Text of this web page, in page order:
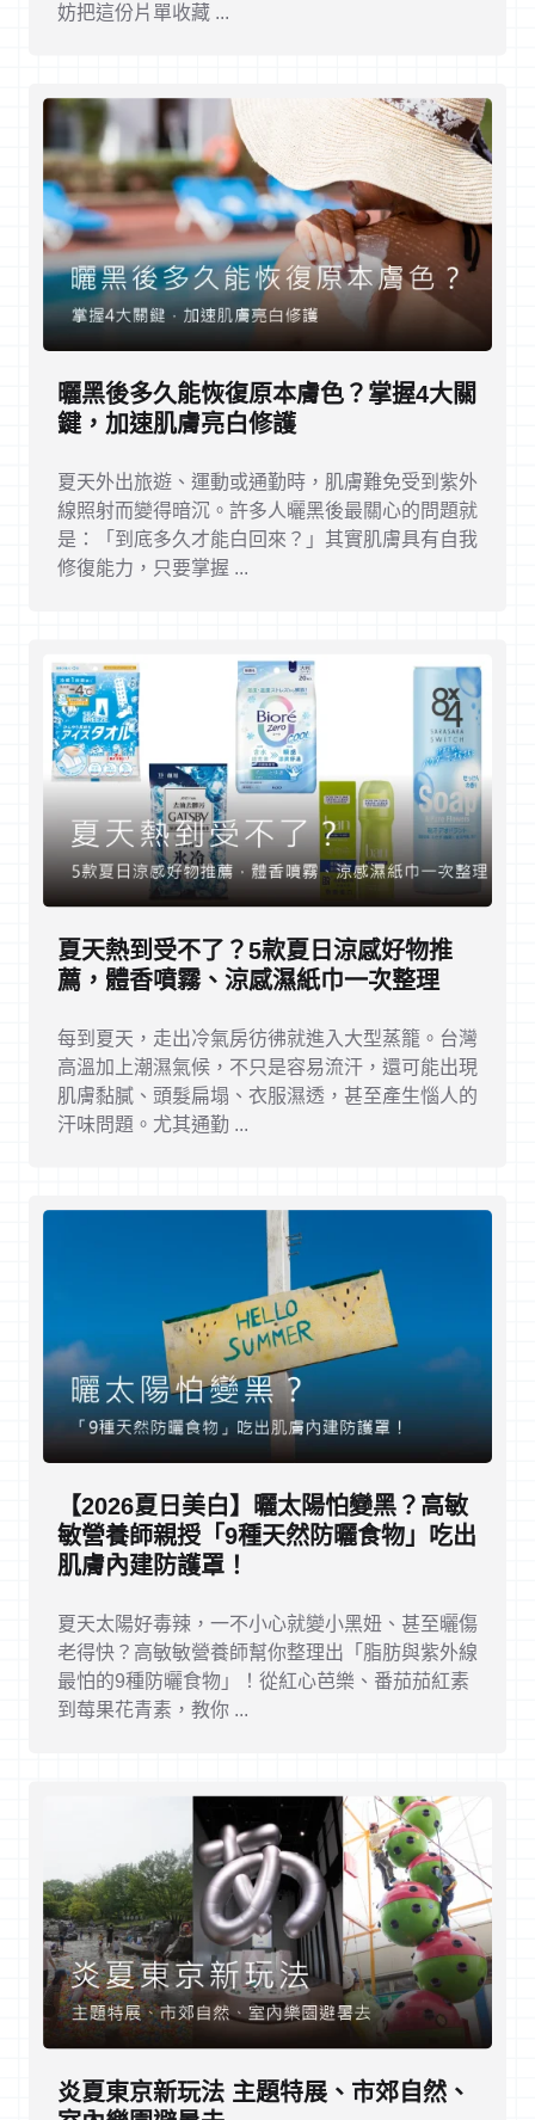
妨把這份片單收藏 ...
曬黑後多久能恢復原本膚色？掌握4大關
鍵，加速肌膚亮白修護
夏天外出旅遊、運動或通勤時，肌膚難免受到紫外
線照射而變得暗沉。許多人曬黑後最關心的問題就
是：「到底多久才能白回來？」其實肌膚具有自我
修復能力，只要掌握 ...
夏天熱到受不了？5款夏日涼感好物推
薦，體香噴霧、涼感濕紙巾一次整理
每到夏天，走出冷氣房彷彿就進入大型蒸籠。台灣
高溫加上潮濕氣候，不只是容易流汗，還可能出現
肌膚黏膩、頭髮扁塌、衣服濕透，甚至產生惱人的
汗味問題。尤其通勤 ...
【2026夏日美白】曬太陽怕變黑？高敏
敏營養師親授「9種天然防曬食物」吃出
肌膚內建防護罩！
夏天太陽好毒辣，一不小心就變小黑妞、甚至曬傷
老得快？高敏敏營養師幫你整理出「脂肪與紫外線
最怕的9種防曬食物」！從紅心芭樂、番茄茄紅素
到莓果花青素，教你 ...
炎夏東京新玩法 主題特展、市郊自然、